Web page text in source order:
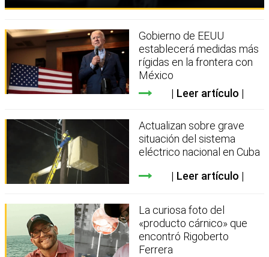
Gobierno de EEUU
establecerá medidas más
rígidas en la frontera con
México
Leer artículo
Actualizan sobre grave
situación del sistema
eléctrico nacional en Cuba
Leer artículo
La curiosa foto del
«producto cárnico» que
encontró Rigoberto
Ferrera